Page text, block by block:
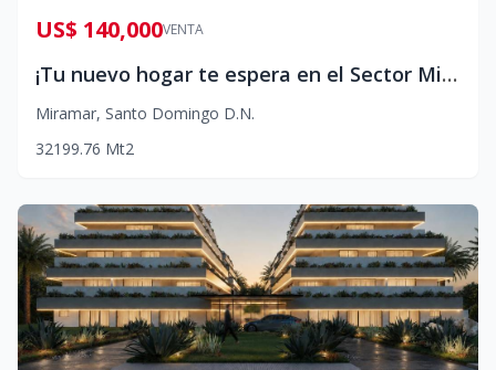
VENTA
US$ 140,000
¡Tu nuevo hogar te espera en el Sector Miramar, Ave. Independencia!
Miramar, Santo Domingo D.N.
32199.76 Mt2